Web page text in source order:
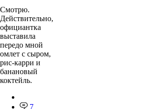
Смотрю.
Действительно,
официантка
выставила
передо мной
омлет с сыром,
рис-карри и
банановый
коктейль.
7